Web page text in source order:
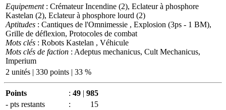
Equipement: Crémateur Incendine (2), Eclateur à phosphore
Kastelan (2), Eclateur à phosphore lourd (2)
Aptitudes : Cantiques de l'Omnimessie , Explosion (3ps - 1 BM),
Grille de déflexion, Protocoles de combat
Mots clés : Robots Kastelan , Véhicule
Mots clés de faction : Adeptus mechanicus, Cult Mechanicus,
Imperium
2 unités | 330 points | 33 %
Points : 49 | 985
- pts restants
:
15